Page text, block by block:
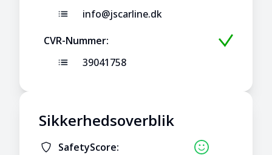
info@jscarline.dk
CVR-Nummer:
39041758
Sikkerhedsoverblik
SafetyScore: